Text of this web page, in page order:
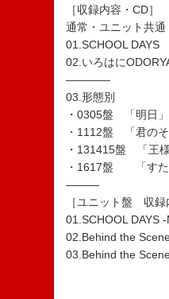
［収録内容・CD］
通常・ユニット共通
01.SCHOOL DAYS
02.いろはに
――――
03.形態別
・0305盤 「明日」
・1112盤 「君のそ
・131415盤 「王
・1617盤 「すた
―――
［ユニット盤 収録
01.SCHOOL DAYS
02.Behind the
03.Behind the